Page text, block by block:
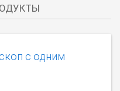
с одним